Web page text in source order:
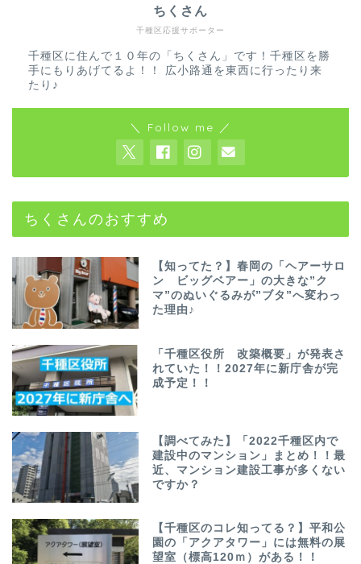
千種区応援サポーター
ちくさん
千種区に住んで１０年の「ちくさん」です！千種区を勝
手にもりあげてるよ！！ 広小路通を東西に行ったり来
たり♪
＼ Follow me ／
ちくさんのおすすめ
【知ってた？】春岡の「ヘアーサロ
ン ビッグベアー」の大きな”ク
マ”のぬいぐるみが”ブタ”へ変わっ
た理由♪
「千種区役所 改築概要」が発表さ
れていた！！2027年に新庁舎が完
成予定！！
【調べてみた】「2022千種区内で
建設中のマンション」まとめ！！最
近、マンション建設工事が多くない
ですか？
【千種区のコレ知ってる？】平和公
園の「アクアタワー」には無料の展
望室（標高120ｍ）がある！！